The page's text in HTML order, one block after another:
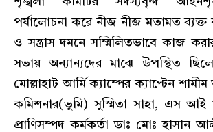
পর্যালোচনা করে নীজ নীজ মতামত
ও সন্ত্রাস দমনে সম্মিলিতভাবে কাজ
সভায় অন্যান্যদের মাঝে উপস্থিত
মোল্লাহাট আর্মি ক্যাম্পের ক্যাপ্টেন
কমিশনার(ভুমি) সুস্মিতা সাহা, এস
প্রাণিসম্পদ কর্মকর্তা ডাঃ মোঃ হাসান